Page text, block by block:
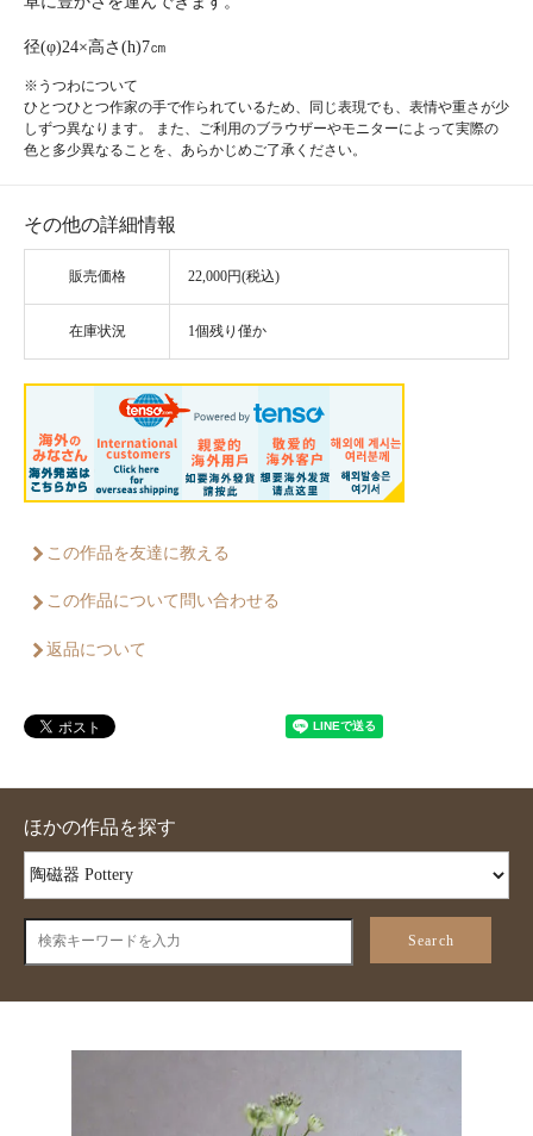
径(φ)24×高さ(h)7㎝
※うつわについて
ひとつひとつ作家の手で作られているため、同じ表現でも、表情や重さが少
しずつ異なります。 また、ご利用のブラウザーやモニターによって実際の
色と多少異なることを、あらかじめご了承ください。
その他の詳細情報
販売価格 22,000円(税込)
在庫状況 1個残り僅か
この作品を友達に教える
この作品について問い合わせる
返品について
ほかの作品を探す
Search